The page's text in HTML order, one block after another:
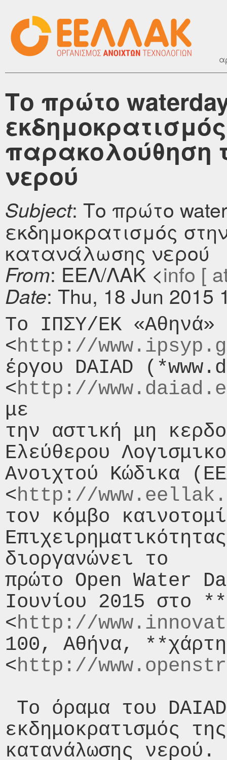
Το πρώτο
παρακολούθηση
νερού
Subject: Το πρώτο
εκδημοκρατισμός
κατανάλωσης νερού
From: ΕΕΛ/ΛΑΚ <info [
Date: Thu, 18 Jun 2015
Το ΙΠΣΥ/ΕΚ
<http://
έργου DAIAD
<http://
με
την αστική μη
Ελεύθερου
Ανοιχτού Κώδικα
<http://
τον κόμβο
διοργανώνει το
πρώτο Open Water
Ιουνίου 2015 στο
<http://
100, Αθήνα,
<http://
εκδημοκρατισμός
κατανάλωσης